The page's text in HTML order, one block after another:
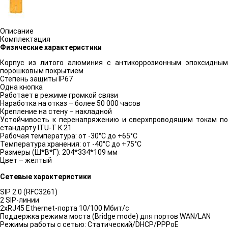
Описание
Комплектация
Физические характеристики
Корпус из литого алюминия с антикоррозионным эпоксидным
порошковым покрытием
Степень защиты IP67
Одна кнопка
Работает в режиме громкой связи
Наработка на отказ – более 50 000 часов
Крепление на стену – накладной
Устойчивость к перенапряжению и сверхпроводящим токам по
стандарту ITU-T K.21
Рабочая температура: от -30°C до +65°C
Температура хранения: от -40°C до +75°C
Размеры (Ш*В*Г): 204*334*109 мм
Цвет – желтый
Сетевые характеристики
SIP 2.0 (RFC3261)
2 SIP-линии
2хRJ45 Ethernet-порта 10/100 Мбит/с
Поддержка режима моста (Bridge mode) для портов WAN/LAN
Режимы работы с сетью: Статический/DHCP/PPPoE